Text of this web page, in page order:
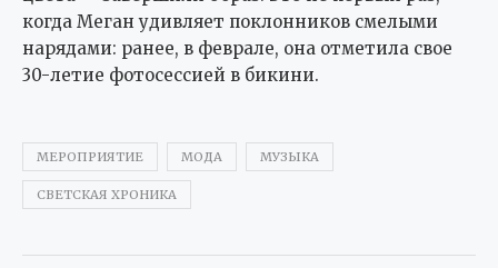
когда Меган удивляет поклонников смелыми
нарядами: ранее, в феврале, она отметила свое
30-летие фотосессией в бикини.
МЕРОПРИЯТИЕ МОДА МУЗЫКА
СВЕТСКАЯ ХРОНИКА